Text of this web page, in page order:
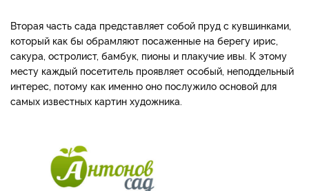
Вторая часть сада представляет собой пруд с кувшинками,
который как бы обрамляют посаженные на берегу ирис,
сакура, остролист, бамбук, пионы и плакучие ивы. К этому
месту каждый посетитель проявляет особый, неподдельный
интерес, потому как именно оно послужило основой для
самых известных картин художника.